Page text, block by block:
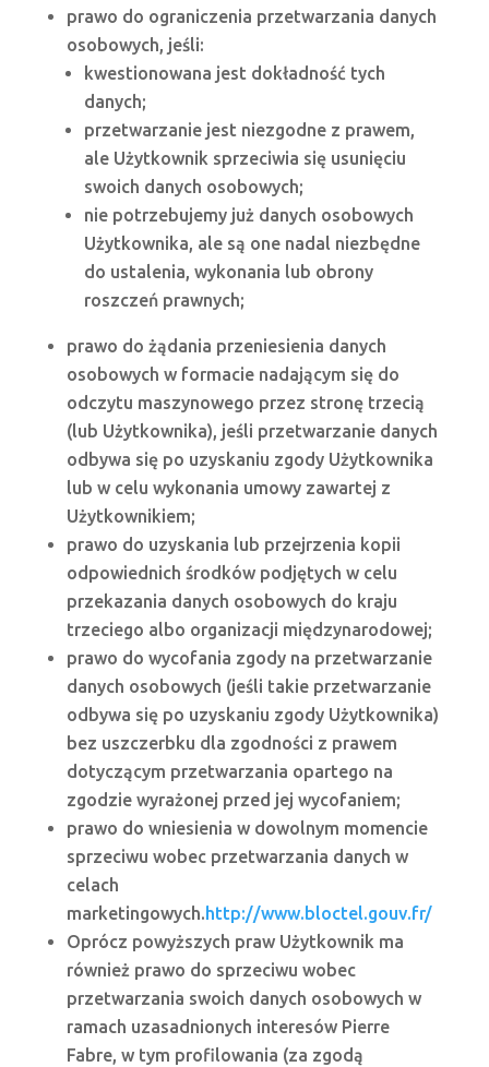
prawo do ograniczenia przetwarzania danych
osobowych, jeśli:
kwestionowana jest dokładność tych
danych;
przetwarzanie jest niezgodne z prawem,
ale Użytkownik sprzeciwia się usunięciu
swoich danych osobowych;
nie potrzebujemy już danych osobowych
Użytkownika, ale są one nadal niezbędne
do ustalenia, wykonania lub obrony
roszczeń prawnych;
prawo do żądania przeniesienia danych
osobowych w formacie nadającym się do
odczytu maszynowego przez stronę trzecią
(lub Użytkownika), jeśli przetwarzanie danych
odbywa się po uzyskaniu zgody Użytkownika
lub w celu wykonania umowy zawartej z
Użytkownikiem;
prawo do uzyskania lub przejrzenia kopii
odpowiednich środków podjętych w celu
przekazania danych osobowych do kraju
trzeciego albo organizacji międzynarodowej;
prawo do wycofania zgody na przetwarzanie
danych osobowych (jeśli takie przetwarzanie
odbywa się po uzyskaniu zgody Użytkownika)
bez uszczerbku dla zgodności z prawem
dotyczącym przetwarzania opartego na
zgodzie wyrażonej przed jej wycofaniem;
prawo do wniesienia w dowolnym momencie
sprzeciwu wobec przetwarzania danych w
celach
marketingowych.http://www.bloctel.gouv.fr/
Oprócz powyższych praw Użytkownik ma
również prawo do sprzeciwu wobec
przetwarzania swoich danych osobowych w
ramach uzasadnionych interesów Pierre
Fabre, w tym profilowania (za zgodą